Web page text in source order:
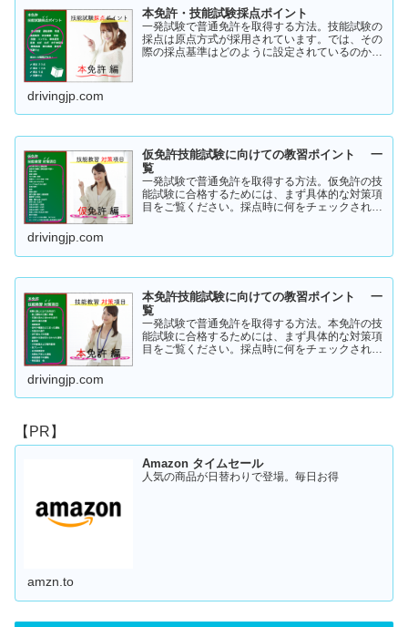
本免許・技能試験採点ポイント
一発試験で普通免許を取得する方法。技能試験の
採点は原点方式が採用されています。では、その
際の採点基準はどのように設定されているのかご
drivingjp.com
仮免許技能試験に向けての教習ポイント 一
覧
一発試験で普通免許を取得する方法。仮免許の技
能試験に合格するためには、まず具体的な対策項
目をご覧ください。採点時に何をチェックされる
drivingjp.com
本免許技能試験に向けての教習ポイント 一
覧
一発試験で普通免許を取得する方法。本免許の技
能試験に合格するためには、まず具体的な対策項
目をご覧ください。採点時に何をチェックされる
drivingjp.com
【PR】
Amazon タイムセール
人気の商品が日替わりで登場。毎日お得
amzn.to